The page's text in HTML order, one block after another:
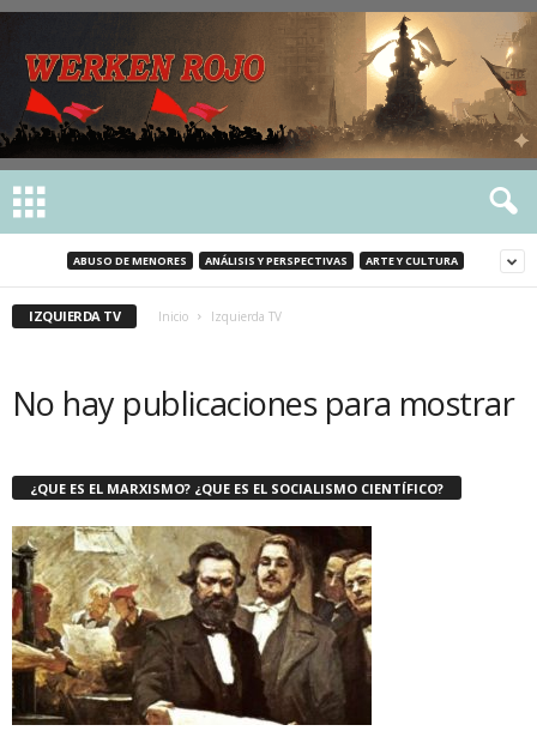
ABUSO DE MENORES ANÁLISIS Y PERSPECTIVAS ARTE Y CULTURA
IZQUIERDA TV Inicio Izquierda TV
No hay publicaciones para mostrar
¿QUE ES EL MARXISMO? ¿QUE ES EL SOCIALISMO CIENTÍFICO?